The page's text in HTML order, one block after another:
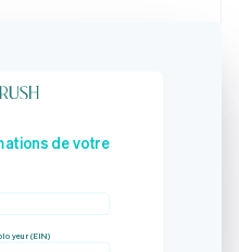
de votre
(EIN)